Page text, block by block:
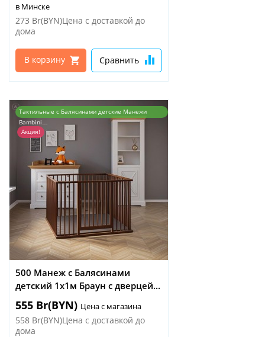
в Минске
273 Br(BYN)Цена с доставкой до
дома
В корзину Сравнить
Тактильные с Балясинами детские Манежи
Bambini…
Акция!
500 Манеж с Балясинами
детский 1х1м Браун с дверцей...
555 Br(BYN) Цена с магазина
558 Br(BYN)Цена с доставкой до
дома